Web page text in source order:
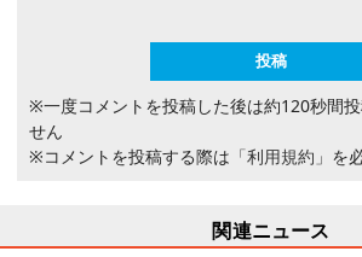
※一度コメントを投稿した後は約120秒間
せん
※コメントを投稿する際は 「利用規約」 を
関連ニュース